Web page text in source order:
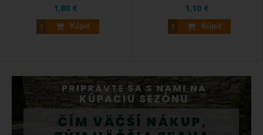
1,80 €
Kúpiť
1,10 €
Kúpiť